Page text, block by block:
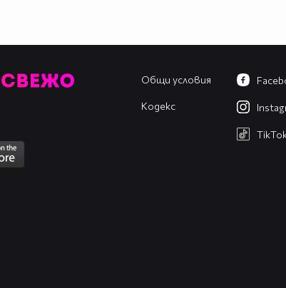
Общи условия
Кодекс